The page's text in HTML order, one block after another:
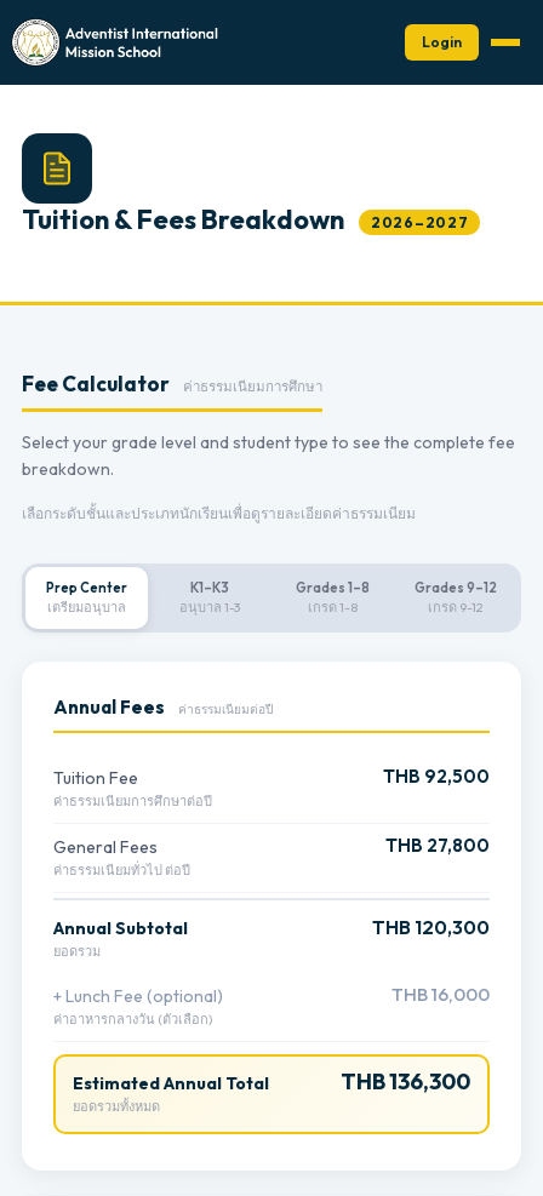
Login
Tuition & Fees Breakdown 2026–2027
Fee Calculator ค่าธรรมเนียมการศึกษา
Select your grade level and student type to see the complete fee
breakdown.
เลือกระดับชั้นและประเภทนักเรียนเพื่อดูรายละเอียดค่าธรรมเนียม
Prep Center
เตรียมอนุบาล
K1–K3
อนุบาล 1-3
Grades 1–8
เกรด 1-8
Grades 9–12
เกรด 9-12
Annual Fees ค่าธรรมเนียมต่อปี
Tuition Fee
ค่าธรรมเนียมการศึกษาต่อปี
THB 92,500
General Fees
ค่าธรรมเนียมทั่วไป ต่อปี
THB 27,800
Annual Subtotal
ยอดรวม
THB 120,300
+ Lunch Fee (optional)
ค่าอาหารกลางวัน (ตัวเลือก)
THB 16,000
Estimated Annual Total
ยอดรวมทั้งหมด
THB 136,300